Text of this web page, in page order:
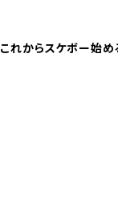
これからスケボー始め